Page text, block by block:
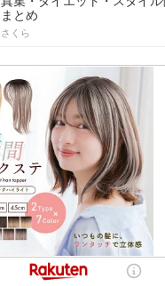
まとめ
さくら